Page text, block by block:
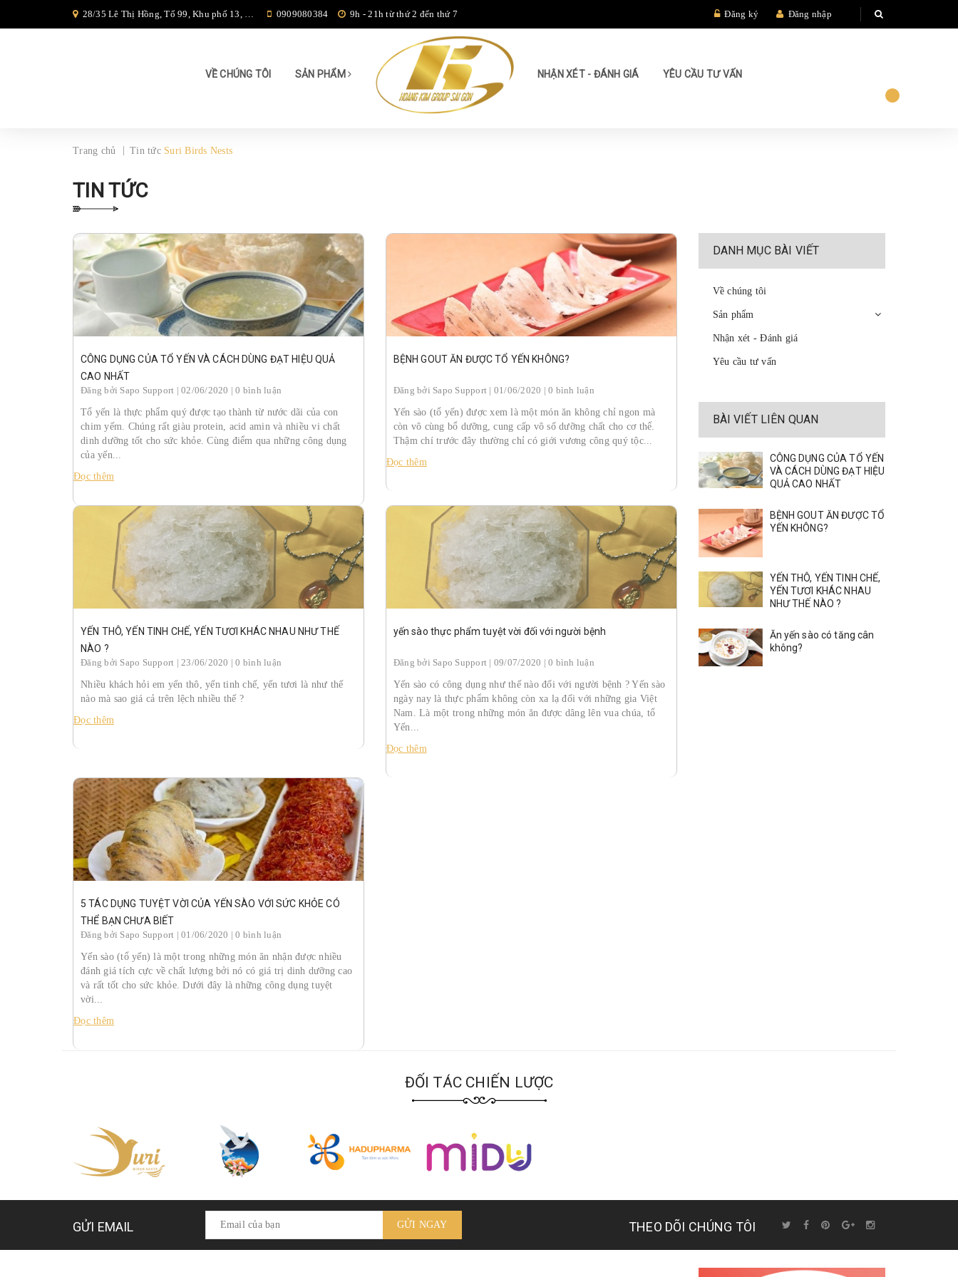
28/35 Lê Thị Hồng, Tổ 99, Khu phố 13, Phường 17, Quận Gò Vấp, TP Hồ Chí Minh, 0909080384 9h - 21h từ thứ 2 đến thứ 7 Đăng ký Đăng nhập
VỀ CHÚNG TÔI SẢN PHẨM NHẬN XÉT - ĐÁNH GIÁ YÊU CẦU TƯ VẤN
Trang chủ Tin tức Suri Birds Nests
TIN TỨC
CÔNG DỤNG CỦA TỔ YẾN VÀ CÁCH DÙNG ĐẠT HIỆU QUẢ
CAO NHẤT
Đăng bởi Sapo Support | 02/06/2020 | 0 bình luận
Tổ yến là thực phẩm quý được tạo thành từ nước dãi của con
chim yếm. Chúng rất giàu protein, acid amin và nhiều vi chất
dinh dưỡng tốt cho sức khỏe. Cùng điểm qua những công dụng
của yến...
Đọc thêm
BỆNH GOUT ĂN ĐƯỢC TỔ YẾN KHÔNG?
Đăng bởi Sapo Support | 01/06/2020 | 0 bình luận
Yến sào (tổ yến) được xem là một món ăn không chỉ ngon mà
còn vô cùng bổ dưỡng, cung cấp vô số dưỡng chất cho cơ thể.
Thậm chí trước đây thường chỉ có giới vương công quý tộc...
Đọc thêm
YẾN THÔ, YẾN TINH CHẾ, YẾN TƯƠI KHÁC NHAU NHƯ THẾ
NÀO ?
Đăng bởi Sapo Support | 23/06/2020 | 0 bình luận
Nhiều khách hỏi em yến thô, yến tinh chế, yến tươi là như thế
nào mà sao giá cả trên lệch nhiều thế ?
Đọc thêm
yến sào thực phẩm tuyệt vời đối với người bệnh
Đăng bởi Sapo Support | 09/07/2020 | 0 bình luận
Yến sào có công dụng như thế nào đối với người bệnh ? Yến sào
ngày nay là thực phẩm không còn xa lạ đối với những gia Việt
Nam. Là một trong những món ăn được dâng lên vua chúa, tổ
Yến...
Đọc thêm
5 TÁC DỤNG TUYỆT VỜI CỦA YẾN SÀO VỚI SỨC KHỎE CÓ
THỂ BẠN CHƯA BIẾT
Đăng bởi Sapo Support | 01/06/2020 | 0 bình luận
Yến sào (tổ yến) là một trong những món ăn nhận được nhiều
đánh giá tích cực về chất lượng bởi nó có giá trị dinh dưỡng cao
và rất tốt cho sức khỏe. Dưới đây là những công dụng tuyệt
vời...
Đọc thêm
DANH MỤC BÀI VIẾT
Về chúng tôi
Sản phẩm
Nhận xét - Đánh giá
Yêu cầu tư vấn
BÀI VIẾT LIÊN QUAN
CÔNG DỤNG CỦA TỔ YẾN
VÀ CÁCH DÙNG ĐẠT HIỆU
QUẢ CAO NHẤT
BỆNH GOUT ĂN ĐƯỢC TỔ
YẾN KHÔNG?
YẾN THÔ, YẾN TINH CHẾ,
YẾN TƯƠI KHÁC NHAU
NHƯ THẾ NÀO ?
Ăn yến sào có tăng cân
không?
ĐỐI TÁC CHIẾN LƯỢC
GỬI EMAIL GỬI NGAY THEO DÕI CHÚNG TÔI